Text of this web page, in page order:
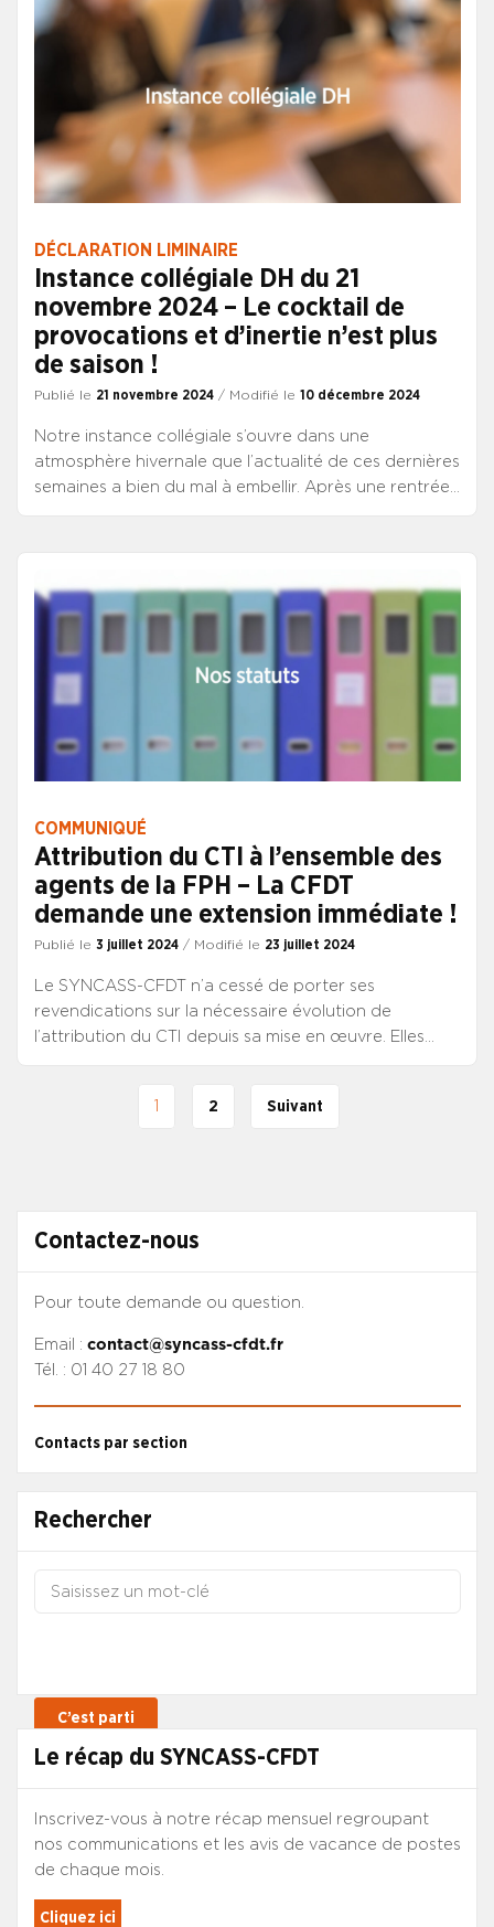
Contactez-nous
Pour toute demande ou question.
Email : contact@syncass-cfdt.fr
Tél. : 01 40 27 18 80
Contacts par section
nous avions obtenu l’engagement d’un traitement de
l’ensemble des dossiers statutaires et de l’instauration
d’un nouveau régime indemnitaire commun pour la
fin 2024.
DÉCLARATION LIMINAIRE
Instance collégiale DH du 21
novembre 2024 – Le cocktail de
provocations et d’inertie n’est plus
de saison !
Publié le 21 novembre 2024 / Modifié le 10 décembre 2024
Notre instance collégiale s’ouvre dans une
atmosphère hivernale que l’actualité de ces dernières
semaines a bien du mal à embellir. Après une rentrée
un délai trop contraint des projets de budgets, sont
marqués par une série d’annonces ayant un air de «
COMMUNIQUÉ
Attribution du CTI à l’ensemble des
agents de la FPH – La CFDT
demande une extension immédiate !
Publié le 3 juillet 2024 / Modifié le 23 juillet 2024
Le SYNCASS-CFDT n’a cessé de porter ses
revendications sur la nécessaire évolution de
l’attribution du CTI depuis sa mise en œuvre. Elles
CFDT qui, à la suite de la signature des accords Ségur
recours pour excès de pouvoir dès novembre 2020
1 2 Suivant
Rechercher
Le récap du SYNCASS-CFDT
Inscrivez-vous à notre récap mensuel regroupant
nos communications et les avis de vacance de postes
de chaque mois.
Cliquez ici